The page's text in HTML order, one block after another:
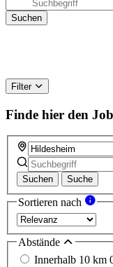
Filter
Finde hier den
Suchen Suche
Sortieren nach
Abstände
Innerhalb 10 km